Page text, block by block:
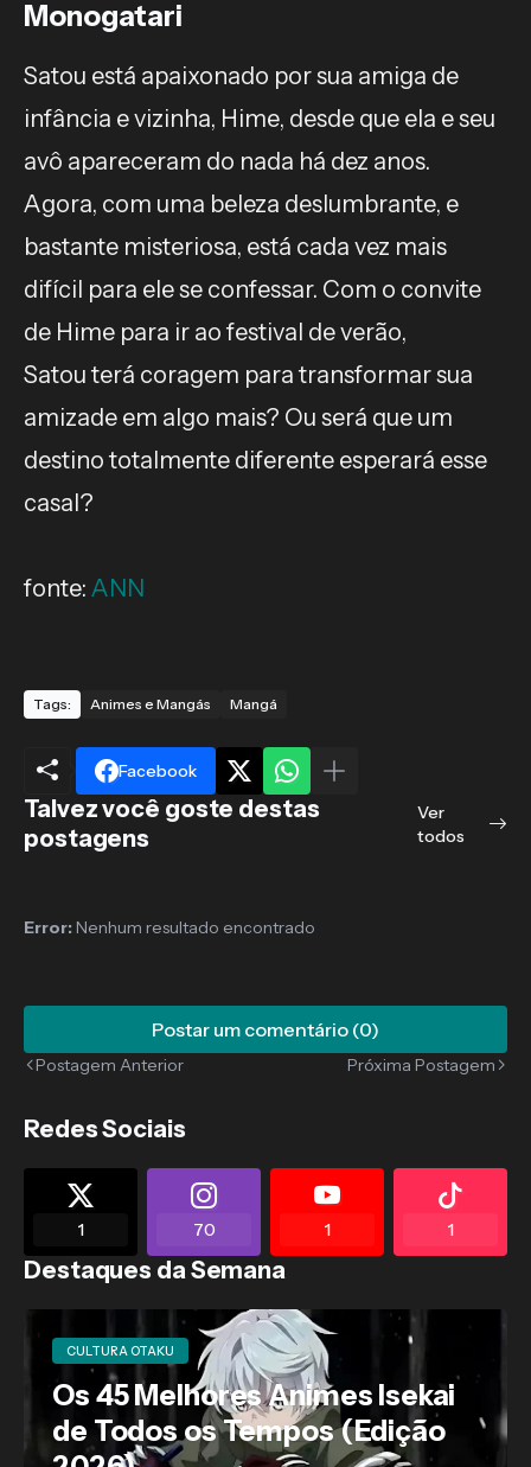
Monogatari
Satou está apaixonado por sua amiga de
infância e vizinha, Hime, desde que ela e seu
avô apareceram do nada há dez anos.
Agora, com uma beleza deslumbrante, e
bastante misteriosa, está cada vez mais
difícil para ele se confessar. Com o convite
de Hime para ir ao festival de verão,
Satou terá coragem para transformar sua
amizade em algo mais? Ou será que um
destino totalmente diferente esperará esse
casal?
fonte: ANN
Tags: Animes e Mangás Mangá
Facebook
Talvez você goste destas
postagens
Ver
todos
Error: Nenhum resultado encontrado
Postar um comentário (0)
Postagem Anterior Próxima Postagem
Redes Sociais
1 70 1 1
Destaques da Semana
CULTURA OTAKU
Os 45 Melhores Animes Isekai
de Todos os Tempos (Edição